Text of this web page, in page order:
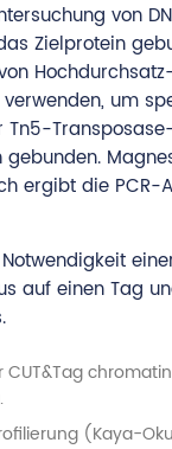
von
Zielprotein
um
ergibt die
auf einen Tag
(Kaya-